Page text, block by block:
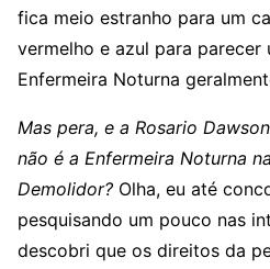
fica meio estranho para um
vermelho e azul para parecer
Enfermeira Noturna
Mas pera, e a Rosario Dawson
não é a Enfermeira Noturna
Demolidor? Olha, eu até
pesquisando um pouco nas
descobri que os direitos da